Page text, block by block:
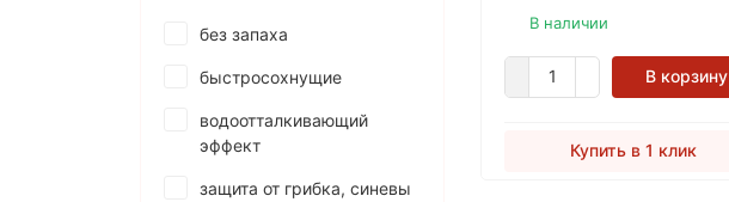
В наличии
В корзину
Купить в 1 клик
без запаха
быстросохнущие
водоотталкивающий
эффект
защита от грибка, синевы